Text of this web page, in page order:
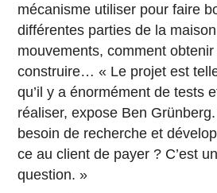
mécanisme utiliser pour faire
différentes parties de la
mouvements, comment
construire… « Le projet est
qu’il y a énormément de tests
réaliser, expose Ben
besoin de recherche et
ce au client de payer ? C’est
question. »